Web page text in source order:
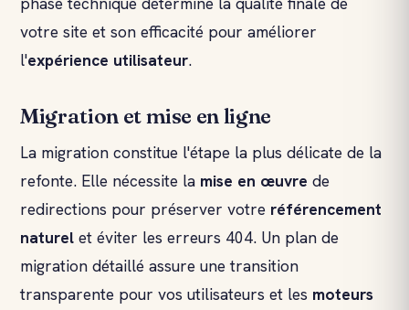
votre site et son efficacité pour améliorer
l'expérience utilisateur.
Migration et mise en ligne
La migration constitue l'étape la plus délicate de la
refonte. Elle nécessite la mise en œuvre de
redirections pour préserver votre référencement
naturel et éviter les erreurs 404. Un plan de
migration détaillé assure une transition
transparente pour vos utilisateurs et les moteurs